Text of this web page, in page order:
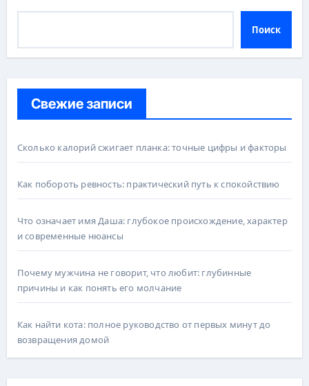
Поиск
Свежие записи
Сколько калорий сжигает планка: точные цифры и факторы
Как побороть ревность: практический путь к спокойствию
Что означает имя Даша: глубокое происхождение, характер
и современные нюансы
Почему мужчина не говорит, что любит: глубинные
причины и как понять его молчание
Как найти кота: полное руководство от первых минут до
возвращения домой